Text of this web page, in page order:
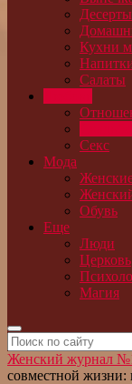
Десерты
Кухни
Салаты
Секс
Мода
Обувь
Еще
Люди
Церковь
Магия
Женский журнал
совместной жизни: